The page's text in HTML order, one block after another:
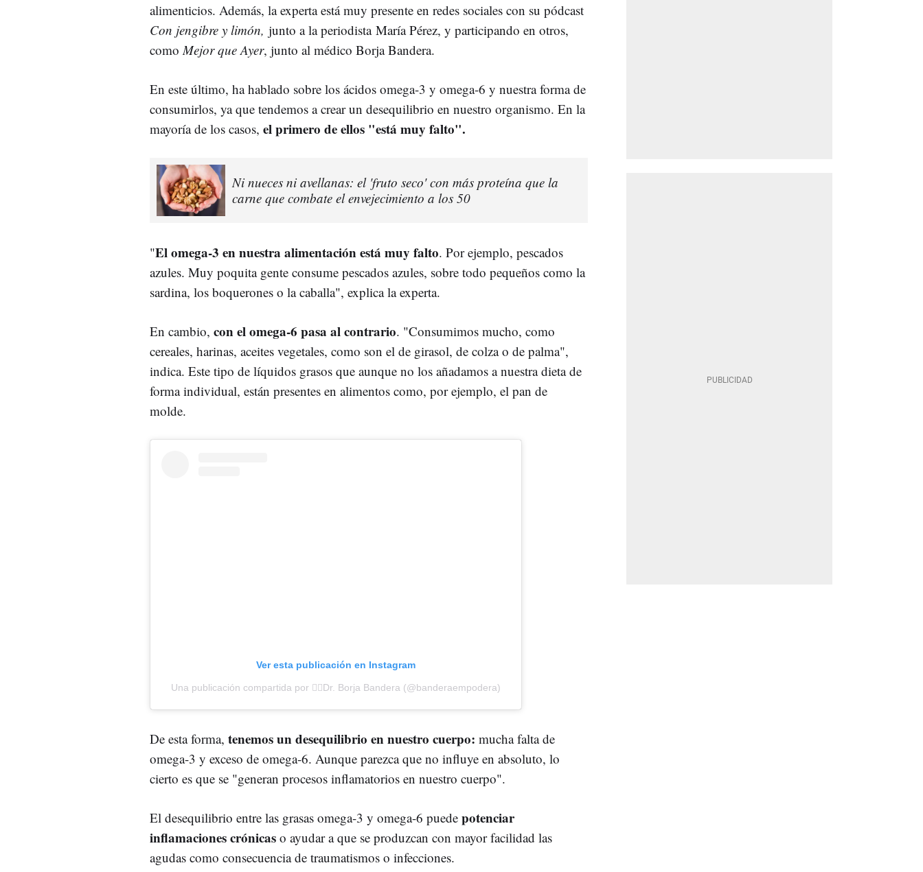
alimenticios. Además, la experta está muy presente en redes sociales con su pódcast
Con jengibre y limón, junto a la periodista María Pérez, y participando en otros,
como Mejor que Ayer, junto al médico Borja Bandera.
En este último, ha hablado sobre los ácidos omega-3 y omega-6 y nuestra forma de
consumirlos, ya que tendemos a crear un desequilibrio en nuestro organismo. En la
mayoría de los casos, el primero de ellos "está muy falto".
Ni nueces ni avellanas: el 'fruto seco' con más proteína que la
carne que combate el envejecimiento a los 50
"El omega-3 en nuestra alimentación está muy falto. Por ejemplo, pescados
azules. Muy poquita gente consume pescados azules, sobre todo pequeños como la
sardina, los boquerones o la caballa", explica la experta.
En cambio, con el omega-6 pasa al contrario. "Consumimos mucho, como
cereales, harinas, aceites vegetales, como son el de girasol, de colza o de palma",
indica. Este tipo de líquidos grasos que aunque no los añadamos a nuestra dieta de
forma individual, están presentes en alimentos como, por ejemplo, el pan de
molde.
Ver esta publicación en Instagram
Una publicación compartida por 👨‍⚕️Dr. Borja Bandera (@banderaempodera)
De esta forma, tenemos un desequilibrio en nuestro cuerpo: mucha falta de
omega-3 y exceso de omega-6. Aunque parezca que no influye en absoluto, lo
cierto es que se "generan procesos inflamatorios en nuestro cuerpo".
El desequilibrio entre las grasas omega-3 y omega-6 puede potenciar
inflamaciones crónicas o ayudar a que se produzcan con mayor facilidad las
agudas como consecuencia de traumatismos o infecciones.